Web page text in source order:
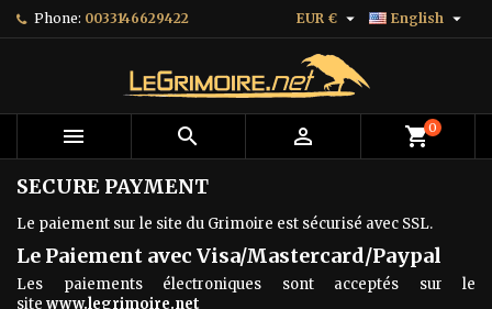
Phone: 0033146629422 English 
EUR € 
   shopping_cart0
SECURE PAYMENT
Le paiement sur le site du Grimoire est sécurisé avec SSL.
Le Paiement avec Visa/Mastercard/Paypal
Les paiements électroniques sont acceptés sur le
site www.legrimoire.net